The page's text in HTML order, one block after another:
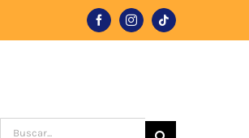
FacebookInstagramTiktok
Buscar: